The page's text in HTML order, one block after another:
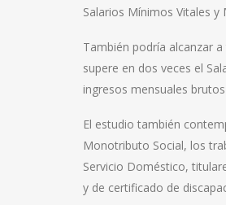
Salarios Mínimos Vitales y
También podría alcanzar
supere en dos veces el
ingresos mensuales
El estudio también
Monotributo Social, los
Servicio Doméstico,
y de certificado de